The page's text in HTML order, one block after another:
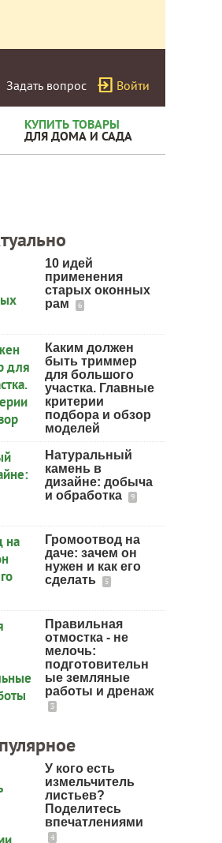
Задать вопрос Войти
КУПИТЬ ТОВАРЫ
ДЛЯ ДОМА И САДА
10 идей
применения
старых оконных
рам
6
Каким должен
быть триммер
для большого
участка. Главные
критерии
подбора и обзор
моделей
Натуральный
камень в
дизайне: добыча
и обработка
9
Громоотвод на
даче: зачем он
нужен и как его
сделать
5
Правильная
отмостка - не
мелочь:
подготовительн
ые земляные
работы и дренаж
3
У кого есть
измельчитель
листьев?
Поделитесь
впечатлениями
4